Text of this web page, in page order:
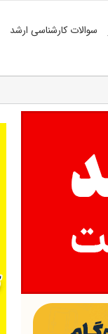
سوالات کارشناسی ارشد